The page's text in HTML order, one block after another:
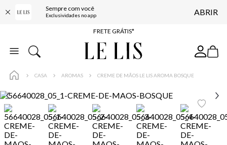
Sempre com você
Exclusividades no app ABRIR
ENTREGA EXPRESSA*
FRETE GRÁTIS*
BAIXE O APP
CASA AROMAS CREME DE MÃOS LE LIS AROMA BOSQUE